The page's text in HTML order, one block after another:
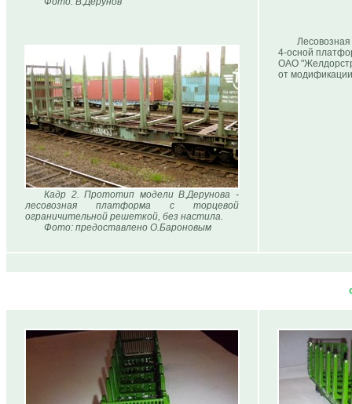
Кадр 2. Прототип модели В.Дерунова -
лесовозная платформа с торцевой
ограничительной решеткой, без настила.
Фото: предоставлено О.Бароновым
4-осной
ОАО
от